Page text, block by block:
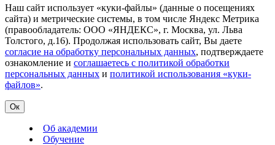
Наш сайт использует «куки-файлы» (данные о посещениях
сайта) и метрические системы, в том числе Яндекс Метрика
(правообладатель: ООО «ЯНДЕКС», г. Москва, ул. Льва
Толстого, д.16). Продолжая использовать сайт, Вы даете
согласие на обработку персональных данных, подтверждаете
ознакомление и соглашаетесь с политикой обработки
персональных данных и политикой использования «куки-
файлов».
Ок
Об академии
Обучение